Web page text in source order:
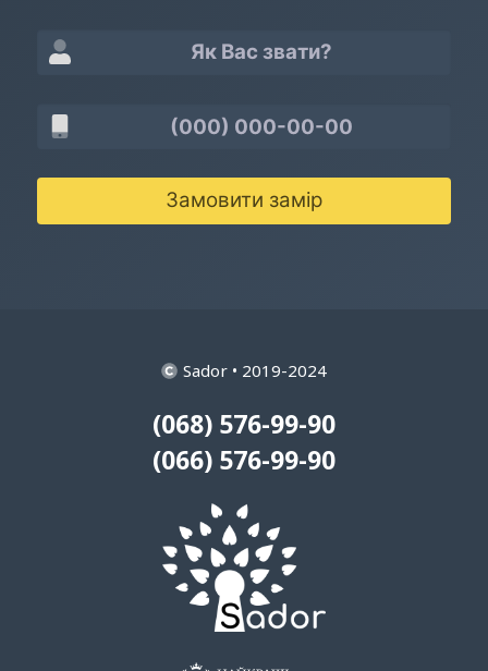
Замовити замір
Sador • 2019-2024
(068) 576-99-90
(066) 576-99-90